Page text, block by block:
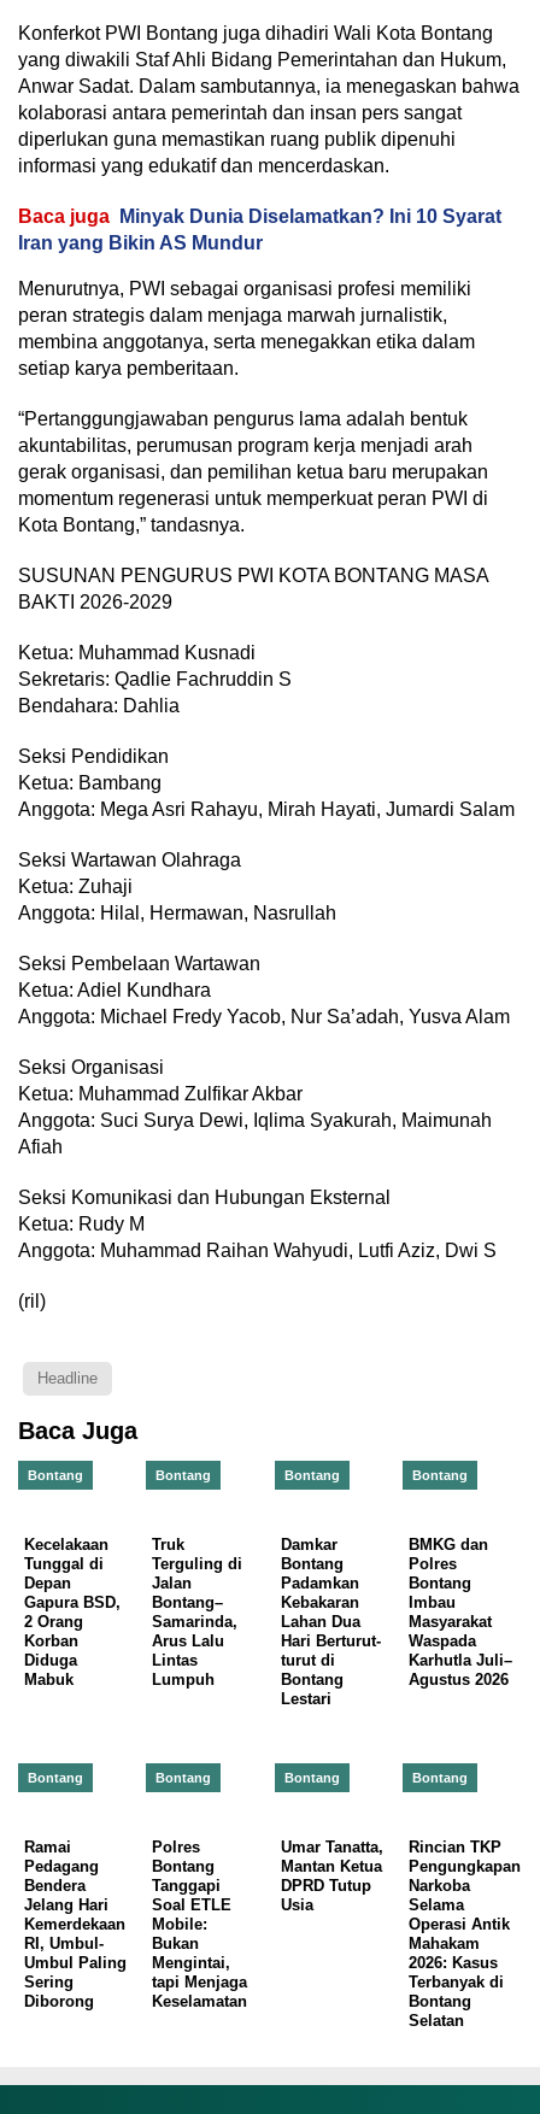
Konferkot PWI Bontang juga dihadiri Wali Kota Bontang
yang diwakili Staf Ahli Bidang Pemerintahan dan Hukum,
Anwar Sadat. Dalam sambutannya, ia menegaskan bahwa
kolaborasi antara pemerintah dan insan pers sangat
diperlukan guna memastikan ruang publik dipenuhi
informasi yang edukatif dan mencerdaskan.
Baca juga
Minyak Dunia Diselamatkan? Ini 10 Syarat
Iran yang Bikin AS Mundur
Menurutnya, PWI sebagai organisasi profesi memiliki
peran strategis dalam menjaga marwah jurnalistik,
membina anggotanya, serta menegakkan etika dalam
setiap karya pemberitaan.
“Pertanggungjawaban pengurus lama adalah bentuk
akuntabilitas, perumusan program kerja menjadi arah
gerak organisasi, dan pemilihan ketua baru merupakan
momentum regenerasi untuk memperkuat peran PWI di
Kota Bontang,” tandasnya.
SUSUNAN PENGURUS PWI KOTA BONTANG MASA
BAKTI 2026-2029
Ketua: Muhammad Kusnadi
Sekretaris: Qadlie Fachruddin S
Bendahara: Dahlia
Seksi Pendidikan
Ketua: Bambang
Anggota: Mega Asri Rahayu, Mirah Hayati, Jumardi Salam
Seksi Wartawan Olahraga
Ketua: Zuhaji
Anggota: Hilal, Hermawan, Nasrullah
Seksi Pembelaan Wartawan
Ketua: Adiel Kundhara
Anggota: Michael Fredy Yacob, Nur Sa’adah, Yusva Alam
Seksi Organisasi
Ketua: Muhammad Zulfikar Akbar
Anggota: Suci Surya Dewi, Iqlima Syakurah, Maimunah
Afiah
Seksi Komunikasi dan Hubungan Eksternal
Ketua: Rudy M
Anggota: Muhammad Raihan Wahyudi, Lutfi Aziz, Dwi S
(ril)
Headline
Baca Juga
Bontang
Kecelakaan
Tunggal di
Depan
Gapura BSD,
2 Orang
Korban
Diduga
Mabuk
Bontang
Truk
Terguling di
Jalan
Bontang–
Samarinda,
Arus Lalu
Lintas
Lumpuh
Bontang
Damkar
Bontang
Padamkan
Kebakaran
Lahan Dua
Hari Berturut-
turut di
Bontang
Lestari
Bontang
BMKG dan
Polres
Bontang
Imbau
Masyarakat
Waspada
Karhutla Juli–
Agustus 2026
Bontang
Ramai
Pedagang
Bendera
Jelang Hari
Kemerdekaan
RI, Umbul-
Umbul Paling
Sering
Diborong
Bontang
Polres
Bontang
Tanggapi
Soal ETLE
Mobile:
Bukan
Mengintai,
tapi Menjaga
Keselamatan
Bontang
Umar Tanatta,
Mantan Ketua
DPRD Tutup
Usia
Bontang
Rincian TKP
Pengungkapan
Narkoba
Selama
Operasi Antik
Mahakam
2026: Kasus
Terbanyak di
Bontang
Selatan